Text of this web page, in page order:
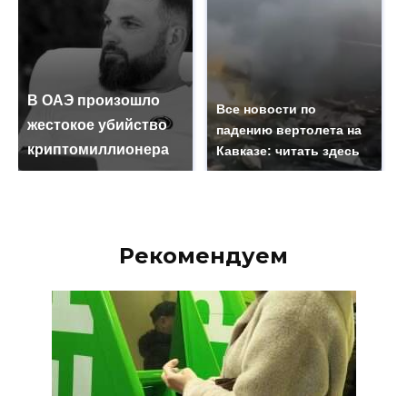
В ОАЭ произошло
жестокое убийство
криптомиллионера
Все новости по
падению вертолета на
Кавказе: читать здесь
Рекомендуем